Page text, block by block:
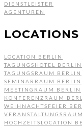
DIENSTLEISTER
AGENTUREN
LOCATION BERLIN
TAGUNGSHOTEL BERLIN
TAGUNGSRAUM BERLIN
SEMINARRAUM BERLIN
MEETINGRAUM BERLIN
KONFERENZRAUM
WEIHNACHTSFEIER
HOCHZEITSLOCATION